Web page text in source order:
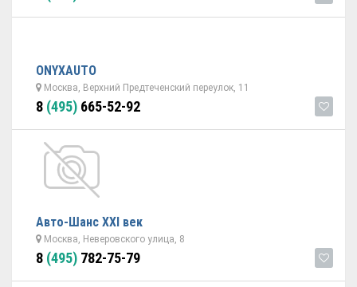
ONYXAUTO
Москва, Верхний Предтеченский переулок, 11
8 (495) 665-52-92
Авто-Шанс ХХI век
Москва, Неверовского улица, 8
8 (495) 782-75-79